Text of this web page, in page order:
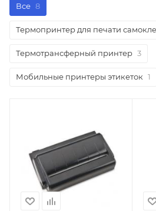
Все 8
Термопринтер для печати
Термотрансферный принтер 3
Мобильные принтеры этикеток 1